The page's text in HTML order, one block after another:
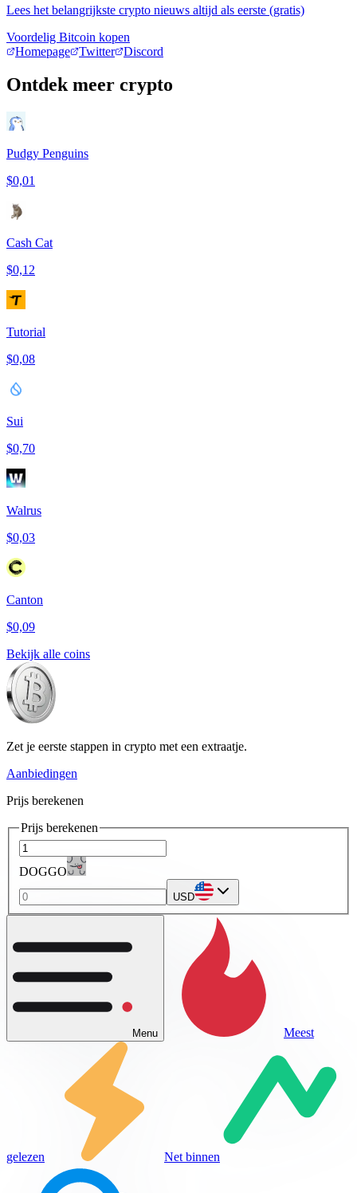
Lees het belangrijkste crypto nieuws altijd als eerste (gratis)
Voordelig Bitcoin kopen
Homepage
Twitter Discord
Ontdek meer crypto
Pudgy Penguins
$0,01
Cash Cat
$0,12
Tutorial
$0,08
Sui
$0,70
Walrus
$0,03
Canton
$0,09
Bekijk alle coins
Zet je eerste stappen in crypto met een extraatje.
Aanbiedingen
Prijs berekenen
Prijs berekenen
DOGGO
USD
Menu Meest
gelezen Net binnen